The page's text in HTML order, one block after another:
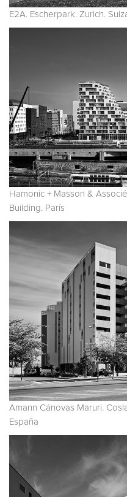
E2A. Escherpark. Zurich.
Hamonic + Masson &
Building. París
Amann Cánovas Maruri.
España